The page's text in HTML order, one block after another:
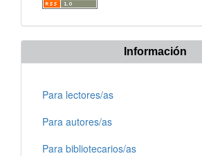
Información
Para lectores/as
Para autores/as
Para bibliotecarios/as